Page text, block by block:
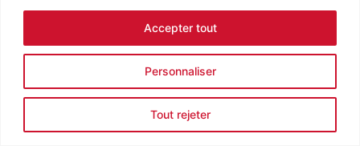
Personnaliser
Tout rejeter
Accepter tout
SACHET FIXATION INOX POUR
QUALIBLOC 1.06M